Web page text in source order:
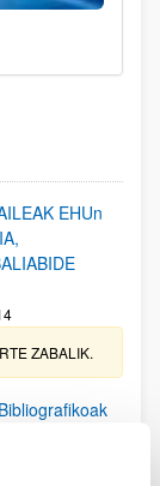
EHUn
ZABALIK.